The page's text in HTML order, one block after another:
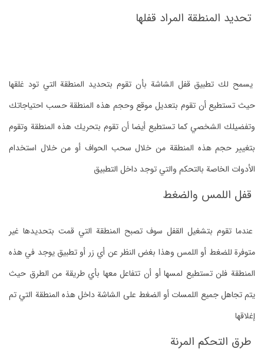
تحديد المنطقة المراد قفلها
يسمح لك تطبيق قفل الشاشة بأن تقوم بتحديد المنطقة التي تود غلقها
حيث تستطيع أن تقوم بتعديل موقع وحجم هذه المنطقة حسب احتياجاتك
وتفضيلك الشخصي كما تستطيع أيضا أن تقوم بتحريك هذه المنطقة وتقوم
بتغيير حجم هذه المنطقة من خلال سحب الحواف أو من خلال استخدام
الأدوات الخاصة بالتحكم والتي توجد داخل التطبيق
قفل اللمس والضغط
عندما تقوم بتشغيل القفل سوف تصبح المنطقة التي قمت بتحديدها غير
متوفرة للضغط أو اللمس وهذا بغض النظر عن أي زر أو تطبيق يوجد في هذه
المنطقة فلن تستطيع لمسها أو أن تتفاعل معها بأي طريقة من الطرق حيث
يتم تجاهل جميع اللمسات أو الضغط على الشاشة داخل هذه المنطقة التي تم
إغلاقها
طرق التحكم المرنة